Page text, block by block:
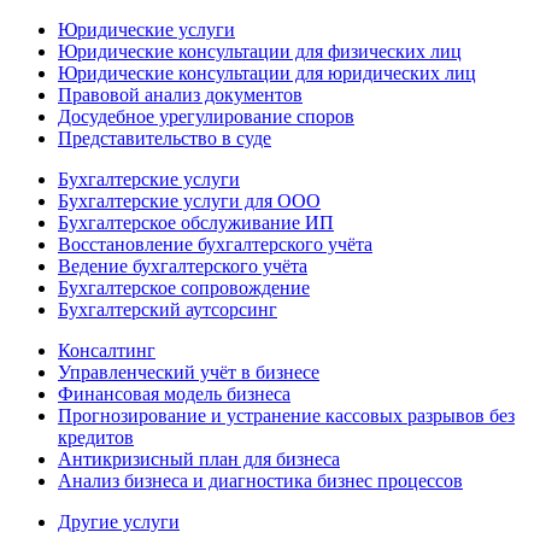
Юридические услуги
Юридические консультации для физических лиц
Юридические консультации для юридических лиц
Правовой анализ документов
Досудебное урегулирование споров
Представительство в суде
Бухгалтерские услуги
Бухгалтерские услуги для ООО
Бухгалтерское обслуживание ИП
Восстановление бухгалтерского учёта
Ведение бухгалтерского учёта
Бухгалтерское сопровождение
Бухгалтерский аутсорсинг
Консалтинг
Управленческий учёт в бизнесе
Финансовая модель бизнеса
Прогнозирование и устранение кассовых разрывов без
кредитов
Антикризисный план для бизнеса
Анализ бизнеса и диагностика бизнес процессов
Другие услуги